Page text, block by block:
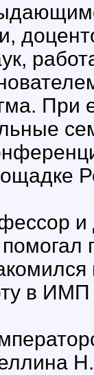
При
в